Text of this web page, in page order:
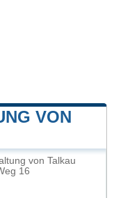
VON
von Talkau
16